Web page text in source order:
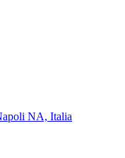
NA, Italia